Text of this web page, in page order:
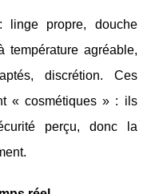
linge propre, douche
agréable,
discrétion. Ces
« cosmétiques » : ils
perçu, donc la